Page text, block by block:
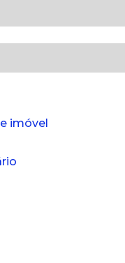
imóvel